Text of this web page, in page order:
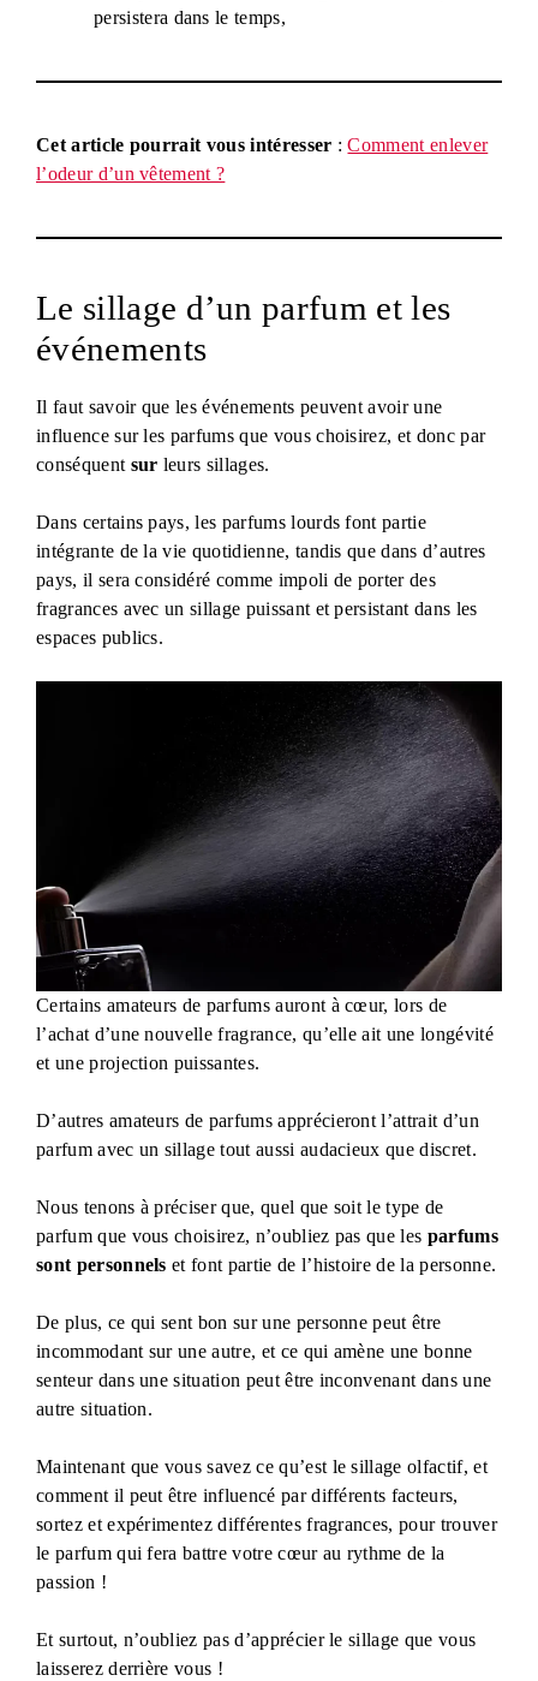
persistera dans le temps,
Cet article pourrait vous intéresser :Comment enlever
l’odeur d’un vêtement ?
Le sillage d’un parfum et les
événements
Il faut savoir que les événements peuvent avoir une
influence sur les parfums que vous choisirez, et donc par
conséquent sur leurs sillages.
Dans certains pays, les parfums lourds font partie
intégrante de la vie quotidienne, tandis que dans d’autres
pays, il sera considéré comme impoli de porter des
fragrances avec un sillage puissant et persistant dans les
espaces publics.
Certains amateurs de parfums auront à cœur, lors de
l’achat d’une nouvelle fragrance, qu’elle ait une longévité
et une projection puissantes.
D’autres amateurs de parfums apprécieront l’attrait d’un
parfum avec un sillage tout aussi audacieux que discret.
Nous tenons à préciser que, quel que soit le type de
parfum que vous choisirez, n’oubliez pas que les parfums
sont personnelset font partie de l’histoire de la personne.
De plus, ce qui sent bon sur une personne peut être
incommodant sur une autre, et ce qui amène une bonne
senteur dans une situation peut être inconvenant dans une
autre situation.
Maintenant que vous savez ce qu’est le sillage olfactif, et
comment il peut être influencé par différents facteurs,
sortez et expérimentez différentes fragrances, pour trouver
le parfum qui fera battre votre cœur au rythme de la
passion !
Et surtout, n’oubliez pas d’apprécier le sillage que vous
laisserez derrière vous !